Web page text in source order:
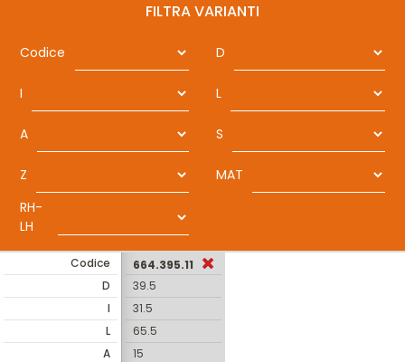
FILTRA VARIANTI
Codice D
I L
A S
Z
MAT
RH-
LH
Codice
D
I
L
A
664.395.11
39.5
31.5
65.5
15